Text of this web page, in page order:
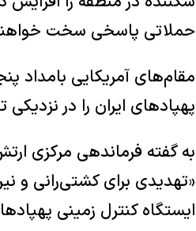
حملاتی پاسخی سخت
مقام‌های آمریکایی بامداد
پهپادهای ایران را در
به گفته فرماندهی مرکزی
«تهدیدی برای کشتی‌رانی و
ایستگاه کنترل زمینی